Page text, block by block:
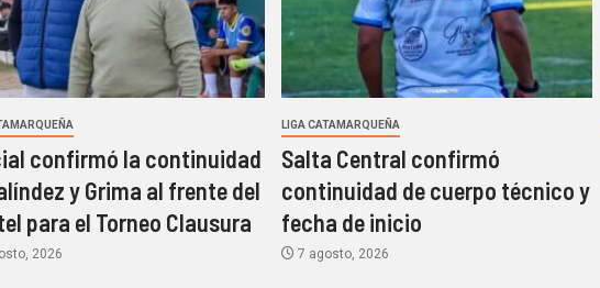
confirmó la continuidad
y Grima al frente del
para el Torneo Clausura
2026
LIGA CATAMARQUEÑA
Salta Central confirmó
continuidad de cuerpo técnico y
fecha de inicio
7 agosto, 2026